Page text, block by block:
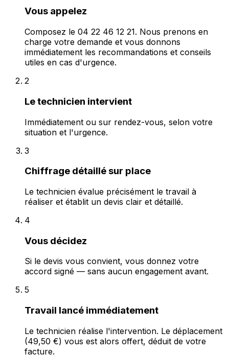
Vous appelez
Composez le 04 22 46 12 21. Nous prenons en
charge votre demande et vous donnons
immédiatement les recommandations et conseils
utiles en cas d'urgence.
2
Le technicien intervient
Immédiatement ou sur rendez-vous, selon votre
situation et l'urgence.
3
Chiffrage détaillé sur place
Le technicien évalue précisément le travail à
réaliser et établit un devis clair et détaillé.
4
Vous décidez
Si le devis vous convient, vous donnez votre
accord signé — sans aucun engagement avant.
5
Travail lancé immédiatement
Le technicien réalise l'intervention. Le déplacement
(49,50 €) vous est alors offert, déduit de votre
facture.